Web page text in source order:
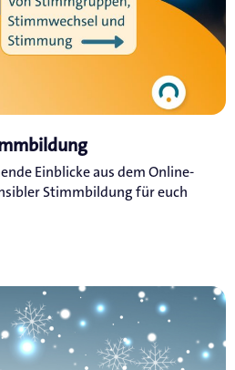
Einblicke aus dem Online-
Stimmbildung für euch